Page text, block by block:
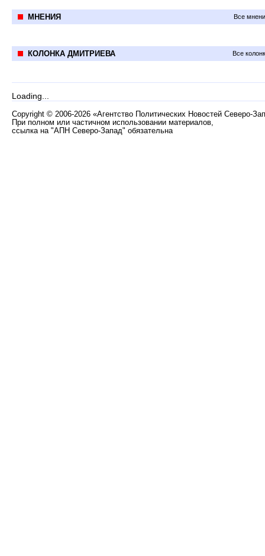
МНЕНИЯ Все
КОЛОНКА ДМИТРИЕВА Все
Loading...
Copyright © 2006-2026 «Агентство Политических Новостей Северо-
При полном или частичном использовании материалов,
ссылка на "АПН Северо-Запад" обязательна